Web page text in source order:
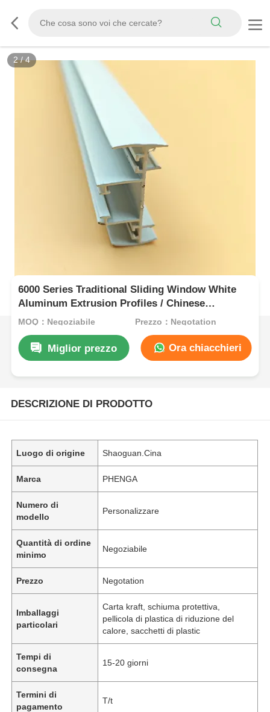
2/4
6000 Series Traditional Sliding Window White
Aluminum Extrusion Profiles / Chinese
Aluminium Window Profiles
MOQ：Negoziabile Prezzo：Negotation
Miglior prezzo Ora chiacchieri
DESCRIZIONE DI PRODOTTO
Luogo di origine Shaoguan.Cina
Marca PHENGA
Numero di
modello
Personalizzare
Quantità di ordine
minimo
Negoziabile
Prezzo Negotation
Imballaggi
particolari
Carta kraft, schiuma protettiva,
pellicola di plastica di riduzione del
calore, sacchetti di plastic
Tempi di
consegna
15-20 giorni
Termini di
pagamento
T/t